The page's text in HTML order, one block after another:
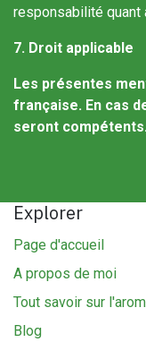
responsabilité quant
7. Droit applicable
Les présentes
française. En cas
seront compétents.
Explorer
Page d'accueil
A propos de moi
Tout savoir sur
Blog